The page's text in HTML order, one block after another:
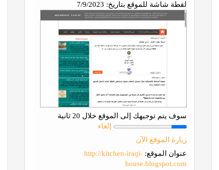
لقطة شاشة للموقع بتاريخ:
سوف يتم توجيهك إلى الموقع خلال 20 ثانية
إلغاء
زيارة الموقع الآن
عنوان الموقع: http://kitchen-iraqi-
house.blogspot.com